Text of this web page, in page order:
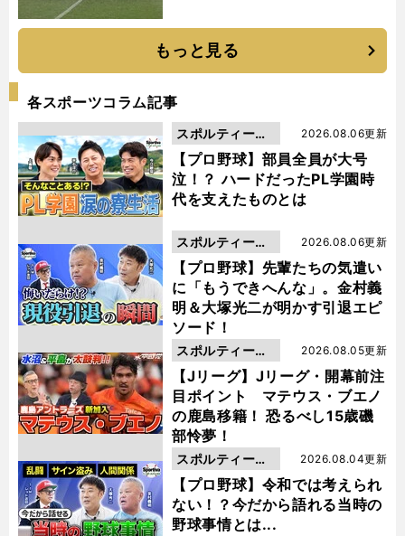
もっと見る
各スポーツコラム記事
【プロ野球】部員全員が大号
泣！？ ハードだったPL学園時
代を支えたものとは
2026.08.06更新
スポルティーバ
動画
【プロ野球】先輩たちの気遣い
に「もうできへんな」。金村義
明＆大塚光二が明かす引退エピ
ソード！
2026.08.06更新
スポルティーバ
動画
【Jリーグ】Jリーグ・開幕前注
目ポイント マテウス・ブエノ
の鹿島移籍！ 恐るべし15歳磯
部怜夢！
2026.08.05更新
スポルティーバ
動画
【プロ野球】令和では考えられ
ない！？今だから語れる当時の
野球事情とは...
2026.08.04更新
スポルティーバ
動画